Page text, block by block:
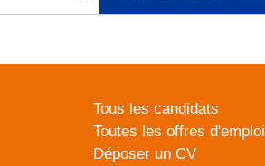
Tous les candidats
Toutes les offres d'emploi
Déposer un CV